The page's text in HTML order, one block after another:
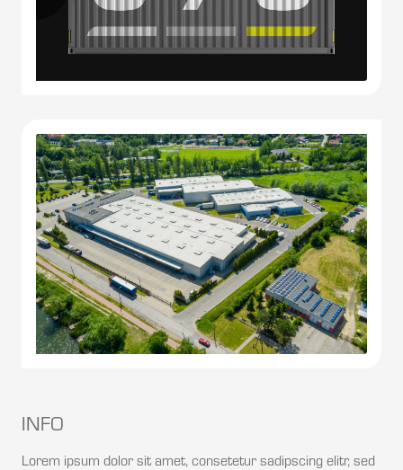
INFO
Lorem ipsum dolor sit amet, consetetur sadipscing elitr, sed